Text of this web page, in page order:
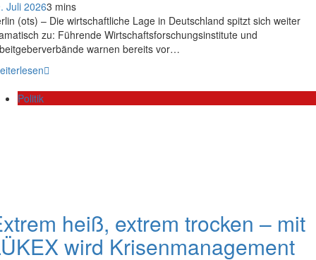
Juli 20263 mins
(ots) – Die wirtschaftliche Lage in Deutschland spitzt sich weiter
zu: Führende Wirtschaftsforschungsinstitute und
warnen bereits vor…
Politik
heiß, extrem trocken – mit
wird Krisenmanagement